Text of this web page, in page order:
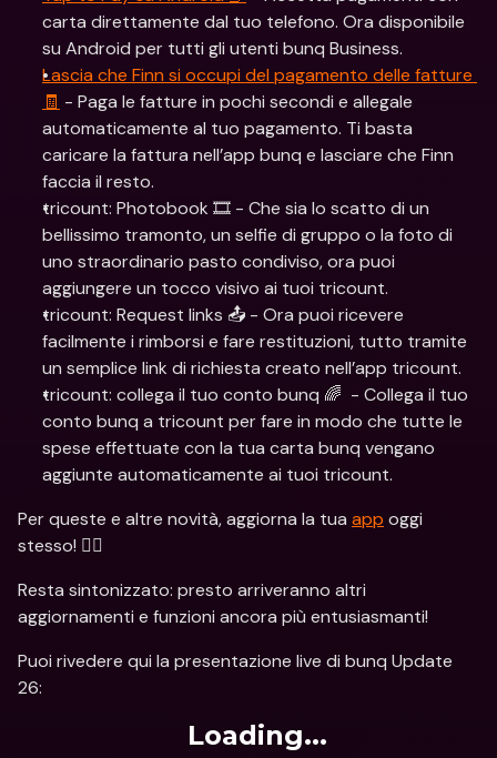
carta direttamente dal tuo telefono. Ora disponibile
su Android per tutti gli utenti bunq Business.
Lascia che Finn si occupi del pagamento delle fatture
🧾 - Paga le fatture in pochi secondi e allegale
automaticamente al tuo pagamento. Ti basta
caricare la fattura nell’app bunq e lasciare che Finn
faccia il resto.
tricount: Photobook 🎞️ - Che sia lo scatto di un
bellissimo tramonto, un selfie di gruppo o la foto di
uno straordinario pasto condiviso, ora puoi
aggiungere un tocco visivo ai tuoi tricount.
tricount: Request links 📤 - Ora puoi ricevere
facilmente i rimborsi e fare restituzioni, tutto tramite
un semplice link di richiesta creato nell’app tricount.
tricount: collega il tuo conto bunq 🌈  - Collega il tuo
conto bunq a tricount per fare in modo che tutte le
spese effettuate con la tua carta bunq vengano
aggiunte automaticamente ai tuoi tricount.
Per queste e altre novità, aggiorna la tua app oggi
stesso! 🏃‍♂️
Resta sintonizzato: presto arriveranno altri
aggiornamenti e funzioni ancora più entusiasmanti!
Puoi rivedere qui la presentazione live di bunq Update
26:
Loading...